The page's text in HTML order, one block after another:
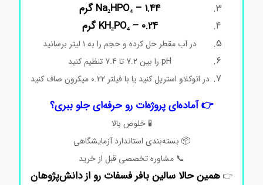
Na₂HPO₄ – 1.44 گرم
KH₂PO₄ – 0.24 گرم
در آب مقطر حل کرده و حجم را به ۱ لیتر برسانید
در اتوکلاو استریل کنید یا با فیلتر 0.22 میکرون صاف کنید
👉 آماده‌ای پروژه‌ات رو حرفه‌ای جلو ببری؟
🧪 خلوص بالا
📦 بسته‌بندی استاندارد آزمایشگاهی
📞 مشاوره تخصصی قبل از خرید
👉همین حالا سالین بافر فسفات رو از دانش‌پژوهان